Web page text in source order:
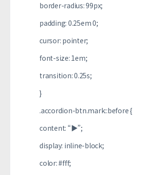
border-radius: 99px;
padding: 0.25em 0;
cursor: pointer;
font-size: 1em;
transition: 0.25s;
}
.accordion-btn.mark::before {
content: “▶︎”;
display: inline-block;
color: #fff;